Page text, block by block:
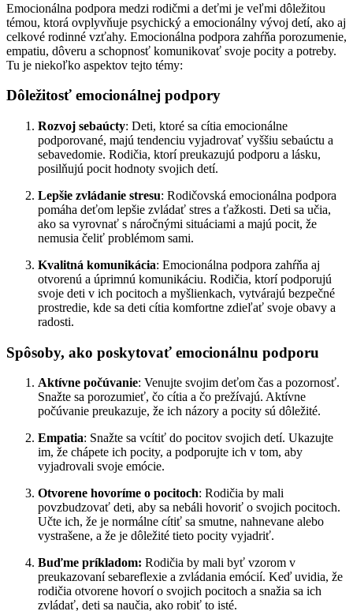
Emocionálna podpora medzi rodičmi a deťmi je veľmi dôležitou
témou, ktorá ovplyvňuje psychický a emocionálny vývoj detí, ako aj
celkové rodinné vzťahy. Emocionálna podpora zahŕňa porozumenie,
empatiu, dôveru a schopnosť komunikovať svoje pocity a potreby.
Tu je niekoľko aspektov tejto témy:
Dôležitosť emocionálnej podpory
Rozvoj sebaúcty: Deti, ktoré sa cítia emocionálne
podporované, majú tendenciu vyjadrovať vyššiu sebaúctu a
sebavedomie. Rodičia, ktorí preukazujú podporu a lásku,
posilňujú pocit hodnoty svojich detí.
Lepšie zvládanie stresu: Rodičovská emocionálna podpora
pomáha deťom lepšie zvládať stres a ťažkosti. Deti sa učia,
ako sa vyrovnať s náročnými situáciami a majú pocit, že
nemusia čeliť problémom sami.
Kvalitná komunikácia: Emocionálna podpora zahŕňa aj
otvorenú a úprimnú komunikáciu. Rodičia, ktorí podporujú
svoje deti v ich pocitoch a myšlienkach, vytvárajú bezpečné
prostredie, kde sa deti cítia komfortne zdieľať svoje obavy a
radosti.
Spôsoby, ako poskytovať emocionálnu podporu
Aktívne počúvanie: Venujte svojim deťom čas a pozornosť.
Snažte sa porozumieť, čo cítia a čo prežívajú. Aktívne
počúvanie preukazuje, že ich názory a pocity sú dôležité.
Empatia: Snažte sa vcítiť do pocitov svojich detí. Ukazujte
im, že chápete ich pocity, a podporujte ich v tom, aby
vyjadrovali svoje emócie.
Otvorene hovoríme o pocitoch: Rodičia by mali
povzbudzovať deti, aby sa nebáli hovoriť o svojich pocitoch.
Učte ich, že je normálne cítiť sa smutne, nahnevane alebo
vystrašene, a že je dôležité tieto pocity vyjadriť.
Buďme príkladom: Rodičia by mali byť vzorom v
preukazovaní sebareflexie a zvládania emócií. Keď uvidia, že
rodičia otvorene hovorí o svojich pocitoch a snažia sa ich
zvládať, deti sa naučia, ako robiť to isté.